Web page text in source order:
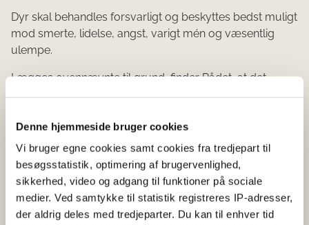
Denne hjemmeside bruger cookies
Vi bruger egne cookies samt cookies fra tredjepart til
besøgsstatistik, optimering af brugervenlighed,
sikkerhed, video og adgang til funktioner på sociale
medier. Ved samtykke til statistik registreres IP-adresser,
der aldrig deles med tredjeparter. Du kan til enhver tid
Dyr skal behandles forsvarligt og beskyttes bedst muligt
mod smerte, lidelse, angst, varigt mén og væsentlig
ulempe.
Lægges ovennævnte til grund, finder Rådet, at det
burde være sikret, at skodderne var lukket inden
for, at dyrene kunne komme til skade.
På baggrund af sagens oplysninger og beskrivelsen af
de beskrevne læsioner, finder Rådet det sandsynligt, at
svinet har fået trynen i klemme på transportvognen,
således at det brækkede kæben, som det også fremgår
af det medfølgende billedmateriale. Svinet har derved